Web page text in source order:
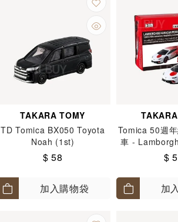
TAKARA TOMY
TD Tomica BX050 Toyota
Noah (1st)
$ 58
加入購物袋
Tomica 50週
車 -
$
加